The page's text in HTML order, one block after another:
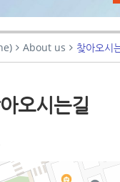
About us 찾아오시
오시는길